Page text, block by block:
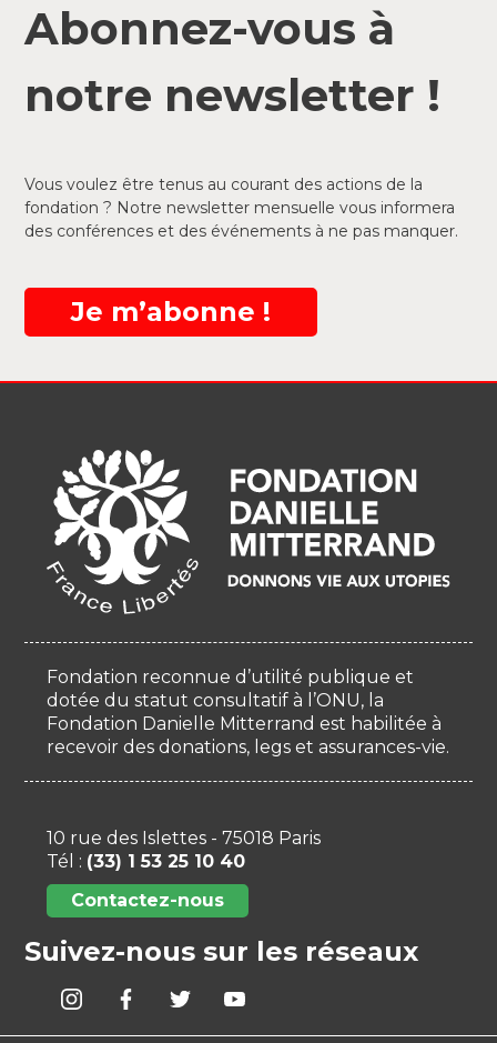
Abonnez-vous à
notre newsletter !
Vous voulez être tenus au courant des actions de la
fondation ? Notre newsletter mensuelle vous informera
des conférences et des événements à ne pas manquer.
Je m’abonne !
Fondation reconnue d’utilité publique et
dotée du statut consultatif à l’ONU, la
Fondation Danielle Mitterrand est habilitée à
recevoir des donations, legs et assurances-vie.
10 rue des Islettes - 75018 Paris
Tél : (33) 1 53 25 10 40
Contactez-nous
Suivez-nous sur les réseaux